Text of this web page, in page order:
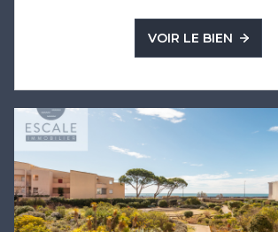
VOIR LE BIEN